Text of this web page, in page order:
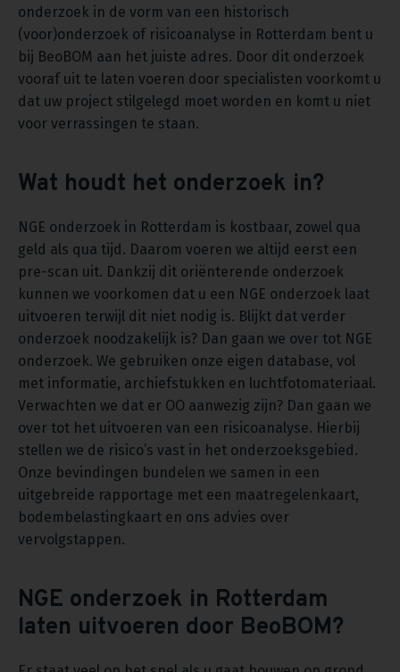
onderzoek in de vorm van een historisch
(voor)onderzoek of risicoanalyse in Rotterdam bent u
bij BeoBOM aan het juiste adres. Door dit onderzoek
vooraf uit te laten voeren door specialisten voorkomt u
dat uw project stilgelegd moet worden en komt u niet
voor verrassingen te staan.
Wat houdt het onderzoek in?
NGE onderzoek in Rotterdam is kostbaar, zowel qua
geld als qua tijd. Daarom voeren we altijd eerst een
pre-scan uit. Dankzij dit oriënterende onderzoek
kunnen we voorkomen dat u een NGE onderzoek laat
uitvoeren terwijl dit niet nodig is. Blijkt dat verder
onderzoek noodzakelijk is? Dan gaan we over tot NGE
onderzoek. We gebruiken onze eigen database, vol
met informatie, archiefstukken en luchtfotomateriaal.
Verwachten we dat er OO aanwezig zijn? Dan gaan we
over tot het uitvoeren van een risicoanalyse. Hierbij
stellen we de risico’s vast in het onderzoeksgebied.
Onze bevindingen bundelen we samen in een
uitgebreide rapportage met een maatregelenkaart,
bodembelastingkaart en ons advies over
vervolgstappen.
NGE onderzoek in Rotterdam
laten uitvoeren door BeoBOM?